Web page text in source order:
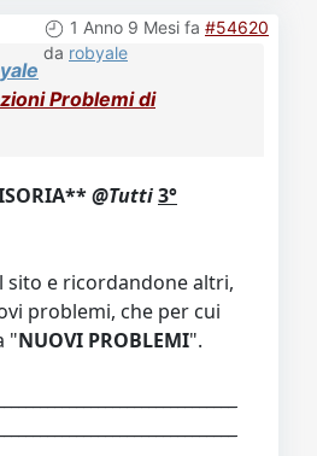
1 Anno 9 Mesi fa #54620
da robyale
Problemi di
@Tutti3°
sito e ricordandone altri,
problemi, che per cui
"NUOVI PROBLEMI".